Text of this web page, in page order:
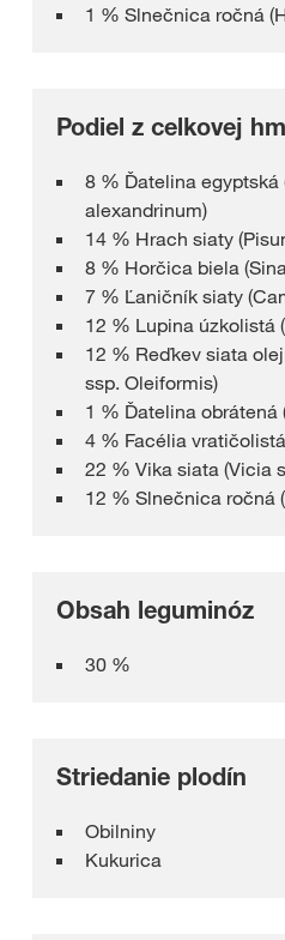
1 % Slnečnica ročná
Podiel z celkovej
8 % Ďatelina egyptská
alexandrinum)
14 % Hrach siaty
8 % Horčica biela
7 % Ľaničník siaty
12 % Lupina úzkolistá
12 % Reďkev siata
ssp. Oleiformis)
1 % Ďatelina obrátená
4 % Facélia
22 % Vika siata (Vicia
12 % Slnečnica ročná
Obsah leguminóz
30 %
Striedanie plodín
Obilniny
Kukurica